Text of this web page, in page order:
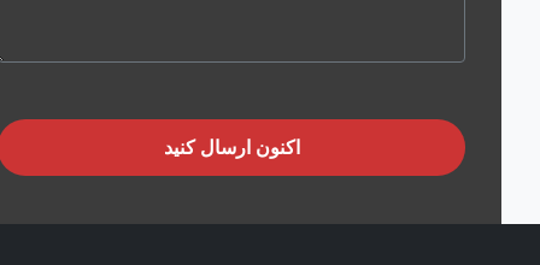
اکنون ارسال کنید